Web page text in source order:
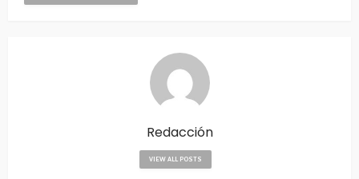
Redacción
VIEW ALL POSTS